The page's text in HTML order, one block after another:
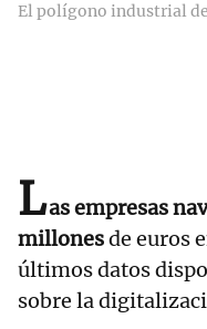
El polígono industrial
Las empresas
millonesde euros
últimos datos
sobre la